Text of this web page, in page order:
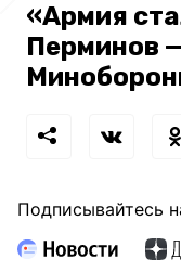
«Армия
Перминов
Подписывайтесь